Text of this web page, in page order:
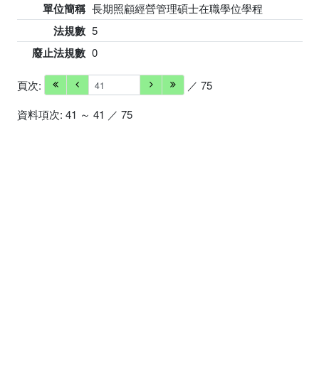
單位簡稱 長期照顧經營管理碩士在職學位學程
法規數 5
廢止法規數 0
頁次:
／ 75
資料項次: 41 ～ 41 ／ 75